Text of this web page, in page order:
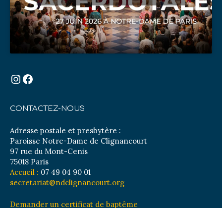
Instagram
Facebook
CONTACTEZ-NOUS
Adresse postale et presbytère :
Paroisse Notre-Dame de Clignancourt
97 rue du Mont-Cenis
75018 Paris
Accueil : 07 49 04 90 01
secretariat@ndclignancourt.org
Demander un certificat de baptême